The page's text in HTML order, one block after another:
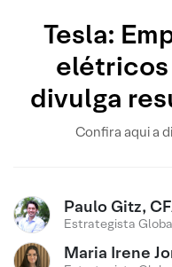
Tesla:
elétricos
divulga
Confira aqui a
Paulo Gitz,
Estrategista
Maria Irene